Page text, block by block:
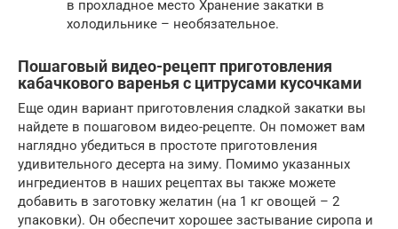
в прохладное место Хранение закатки в
холодильнике – необязательное.
Пошаговый видео-рецепт приготовления
кабачкового варенья с цитрусами кусочками
Еще один вариант приготовления сладкой закатки вы
найдете в пошаговом видео-рецепте. Он поможет вам
наглядно убедиться в простоте приготовления
удивительного десерта на зиму. Помимо указанных
ингредиентов в наших рецептах вы также можете
добавить в заготовку желатин (на 1 кг овощей – 2
упаковки). Он обеспечит хорошее застывание сиропа и